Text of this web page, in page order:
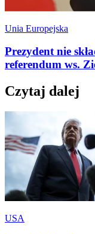
Unia Europejska
Prezydent nie
referendum ws.
Czytaj dalej
USA